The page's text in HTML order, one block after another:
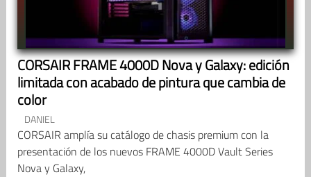
CORSAIR FRAME 4000D Nova y Galaxy: edición
limitada con acabado de pintura que cambia de
color
DANIEL
CORSAIR amplía su catálogo de chasis premium con la
presentación de los nuevos FRAME 4000D Vault Series
Nova y Galaxy,